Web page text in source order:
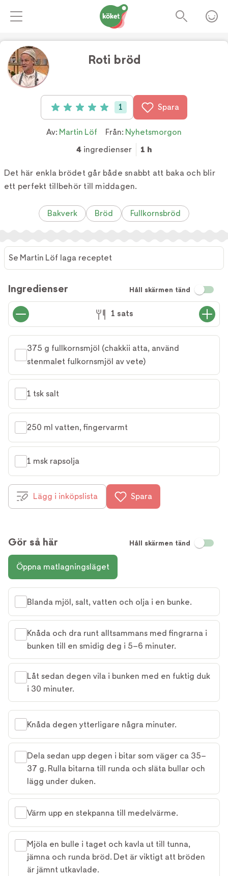
Roti bröd
Betyg: 5 av 5 (1 röster)
1 Spara
Av: Martin Löf Från: Nyhetsmorgon
4 ingredienser 1 h
Det här enkla brödet går både snabbt att baka och blir
ett perfekt tillbehör till middagen.
Bakverk Bröd Fullkornsbröd
Se Martin Löf laga receptet
Ingredienser Håll skärmen tänd
1 sats
375 g fullkornsmjöl (chakkii atta, använd
stenmalet fulkornsmjöl av vete)
1 tsk salt
250 ml vatten, fingervarmt
1 msk rapsolja
Lägg i inköpslista Spara
Gör så här Håll skärmen tänd
Öppna matlagningsläget
Blanda mjöl, salt, vatten och olja i en bunke.
Knåda och dra runt alltsammans med fingrarna i
bunken till en smidig deg i 5–6 minuter.
Låt sedan degen vila i bunken med en fuktig duk
i 30 minuter.
Knåda degen ytterligare några minuter.
Dela sedan upp degen i bitar som väger ca 35–
37 g. Rulla bitarna till runda och släta bullar och
lägg under duken.
Värm upp en stekpanna till medelvärme.
Mjöla en bulle i taget och kavla ut till tunna,
jämna och runda bröd. Det är viktigt att bröden
är jämnt utkavlade.